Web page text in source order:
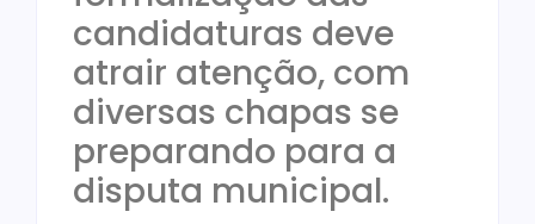
candidaturas deve
atrair atenção, com
diversas chapas se
preparando para a
disputa municipal.